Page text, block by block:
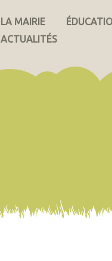
LA MAIRIE
ACTUALITÉS